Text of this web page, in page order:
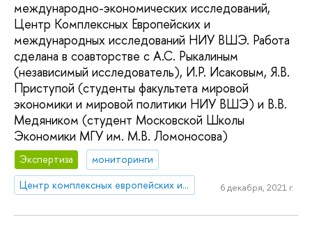
международно-экономических исследований,
Центр Комплексных Европейских и
международных исследований НИУ ВШЭ. Работа
сделана в соавторстве с А.С. Рыкалиным
(независимый исследователь), И.Р. Исаковым, Я.В.
Приступой (студенты факультета мировой
экономики и мировой политики НИУ ВШЭ) и В.В.
Медяником (студент Московской Школы
Экономики МГУ им. М.В. Ломоносова)
Экспертиза
мониторинги
Центр комплексных европейских и международных исследований (ЦКЕМИ)
6 декабря, 2021 г.